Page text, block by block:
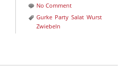
No Comment
Gurke Party Salat Wurst
Zwiebeln